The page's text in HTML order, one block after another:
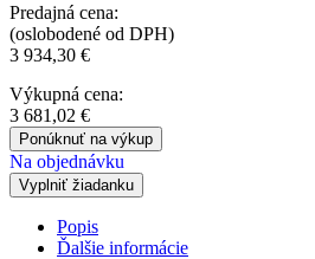
Predajná cena:
(oslobodené od DPH)
3 934,30 €
Výkupná cena:
3 681,02 €
Ponúknuť na výkup
Na objednávku
Vyplniť žiadanku
Popis
Ďalšie informácie